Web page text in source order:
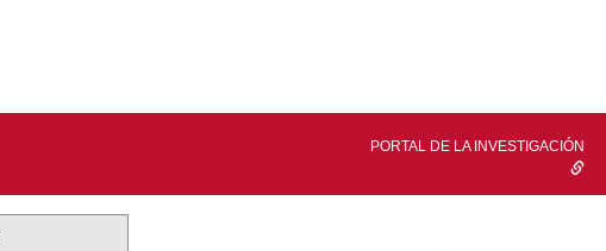
PORTAL DE LA INVESTIGACIÓN